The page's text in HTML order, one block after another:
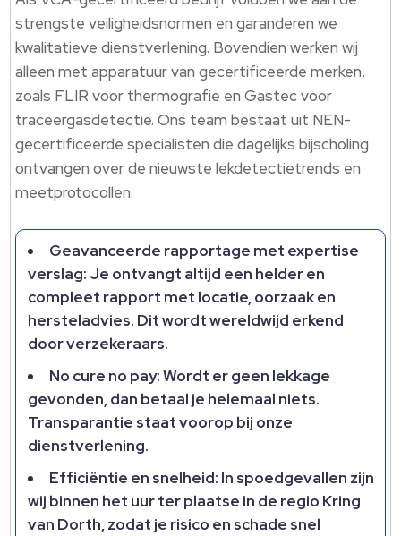
strengste veiligheidsnormen en garanderen we
kwalitatieve dienstverlening.​ Bovendien werken wij
alleen met apparatuur van gecertificeerde merken,
zoals FLIR voor thermografie en Gastec voor
traceergasdetectie.​ Ons team bestaat uit NEN-
gecertificeerde specialisten die dagelijks bijscholing
ontvangen over de nieuwste lekdetectietrends en
meetprotocollen.​
Geavanceerde rapportage met expertise
verslag: Je ontvangt altijd een helder en
compleet rapport met locatie, oorzaak en
hersteladvies.​ Dit wordt wereldwijd erkend
door verzekeraars.​
No cure no pay: Wordt er geen lekkage
gevonden, dan betaal je helemaal niets.​
Transparantie staat voorop bij onze
dienstverlening.​
Efficiëntie en snelheid: In spoedgevallen zijn
wij binnen het uur ter plaatse in de regio Kring
van Dorth, zodat je risico en schade snel